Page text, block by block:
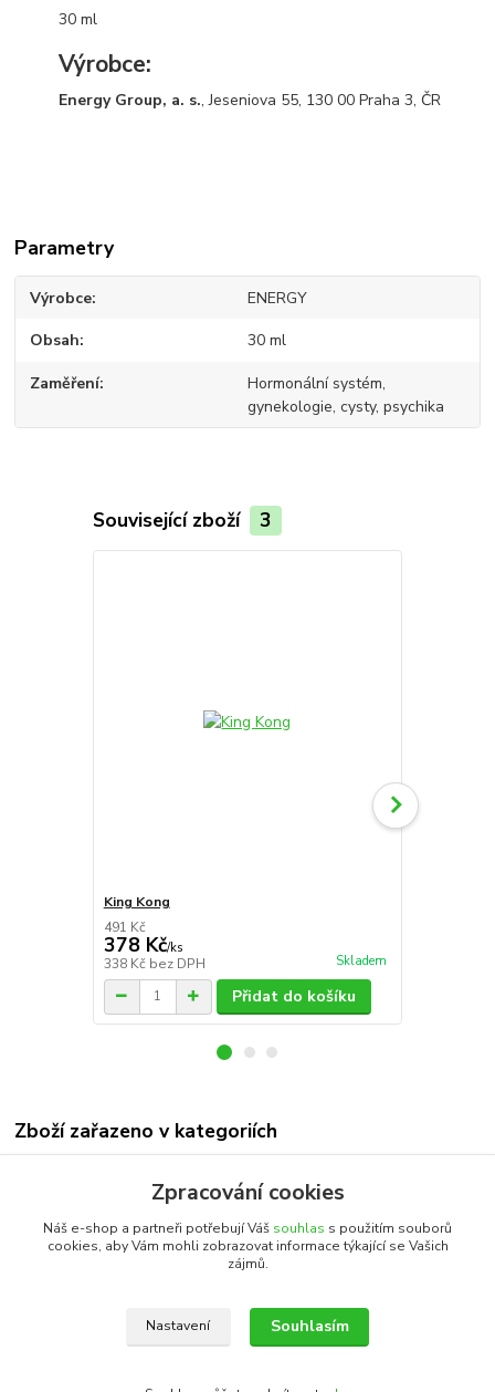
30 ml
Výrobce:
Energy Group, a. s., Jeseniova 55, 130 00 Praha 3, ČR
Parametry
Výrobce ENERGY
Obsah 30 ml
Zaměření
Hormonální systém,
gynekologie, cysty, psychika
Související zboží 3
King Kong
491 Kč
378 Kč/ks
338 Kč bez DPH Skladem
Přidat do košíku
Zboží zařazeno v kategoriích
Pentagram - bylinné koncentráty
Katalog internetových obchodů
Upravit sběr cookies.
Zpracování cookies
Náš e-shop a partneři potřebují Váš souhlas s použitím souborů
cookies, aby Vám mohli zobrazovat informace týkající se Vašich
zájmů.
Nastavení Souhlasím